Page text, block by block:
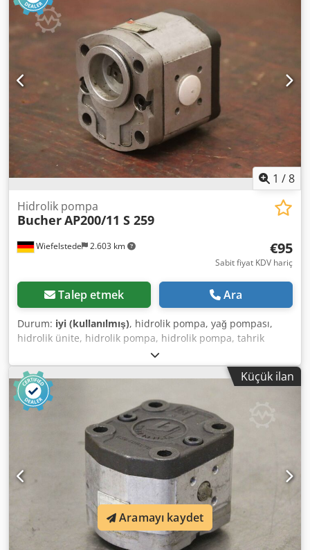
1 /8
Wiefelstede 2.603 km
Hidrolik pompa
BucherAP200/11 S 259
€95
Sabit fiyat KDV hariç
Talep etmek Ara
Durum: iyi (kullanılmış), hidrolik pompa, yağ pompası,
hidrolik ünite, hidrolik pompa, hidrolik pompa, tahrik
motoru, tahrik motoru, dişli pompa, dişli pompa Crsdpfx
Asvwkh Uelgof -Üretici: Bucher, hidrolik pompa dişli
pompası -Tür: AP200/11.5 S 259 -Flanş/mil: fotoğrafa
bakınız, kare 8 x 17 mm -Adet: 2x pompa mevcuttur -Fiyat:
adet başına -Boyutlar: 98/84/Y100 mm -Ağırlık: 2,3 kg/adet
Küçük ilan
Aramayı kaydet